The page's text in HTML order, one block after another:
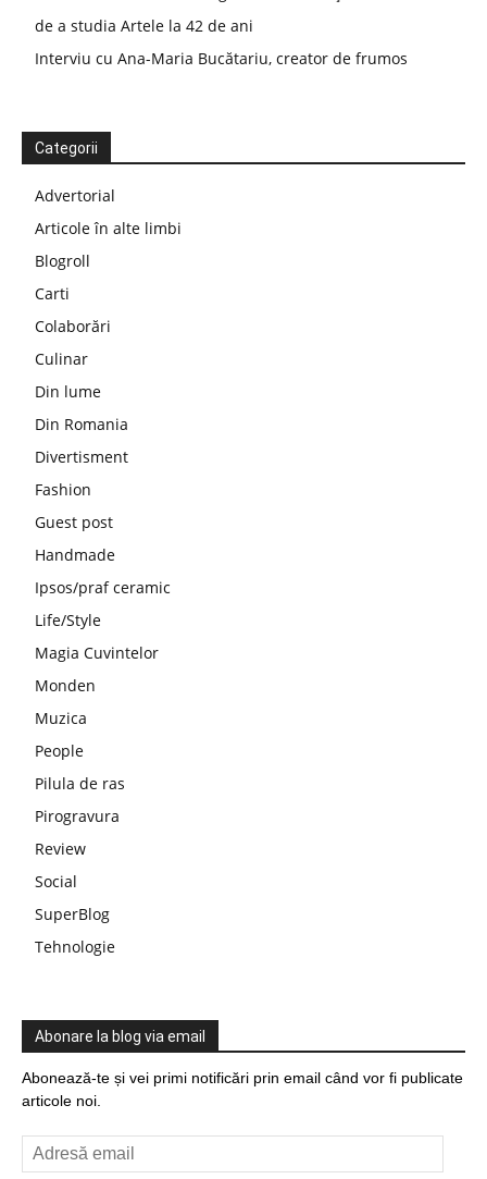
de a studia Artele la 42 de ani
Interviu cu Ana-Maria Bucătariu, creator de frumos
Categorii
Advertorial
Articole în alte limbi
Blogroll
Carti
Colaborări
Culinar
Din lume
Din Romania
Divertisment
Fashion
Guest post
Handmade
Ipsos/praf ceramic
Life/Style
Magia Cuvintelor
Monden
Muzica
People
Pilula de ras
Pirogravura
Review
Social
SuperBlog
Tehnologie
Abonare la blog via email
Abonează-te și vei primi notificări prin email când vor fi publicate
articole noi.
Adresă
email